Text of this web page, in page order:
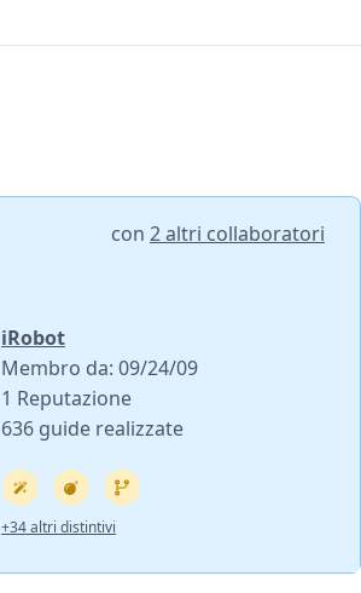
con 2 altri collaboratori
iRobot
Membro da: 09/24/09
1 Reputazione
636 guide realizzate
+34 altri distintivi